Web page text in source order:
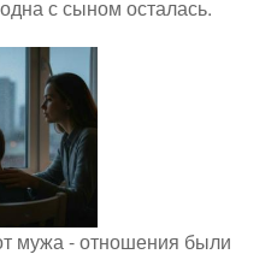
с сыном осталась.
мужа - отношения были